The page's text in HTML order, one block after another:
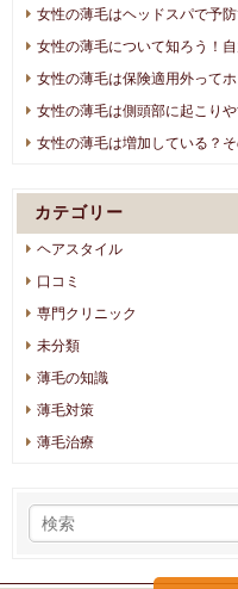
女性の薄毛はヘッドスパで予
女性の薄毛について知ろう！
女性の薄毛は保険適用外って
女性の薄毛は側頭部に起こりや
女性の薄毛は増加している？
カテゴリー
ヘアスタイル
口コミ
専門クリニック
未分類
薄毛の知識
薄毛対策
薄毛治療